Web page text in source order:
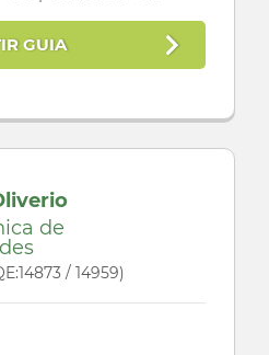
GUIA
de
/ 14959)